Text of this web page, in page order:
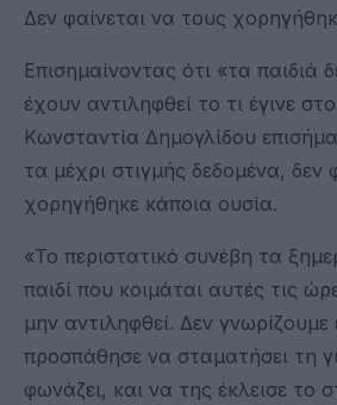
Δεν φαίνεται να τους
Επισημαίνοντας ότι «τα παιδιά
έχουν αντιληφθεί το τι έγινε
Κωνσταντία Δημογλίδου
τα μέχρι στιγμής δεδομένα, δεν
χορηγήθηκε κάποια ουσία.
«Το περιστατικό συνέβη τα
παιδί που κοιμάται αυτές τις
μην αντιληφθεί. Δεν
προσπάθησε να σταματήσει τη
φωνάζει, και να της έκλεισε το